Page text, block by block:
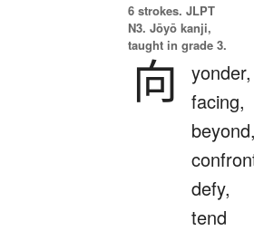
6 strokes. JLPT
N3. Jōyō kanji,
taught in grade 3.
向
yonder,
facing,
defy,
tend